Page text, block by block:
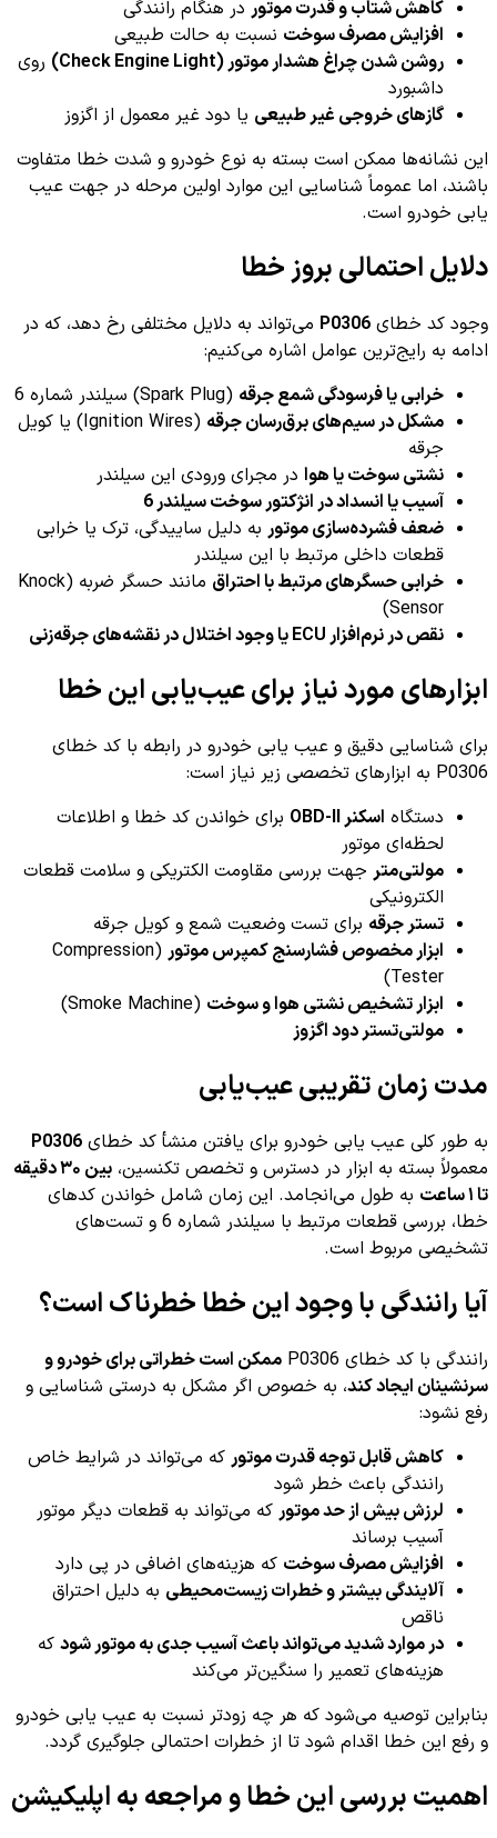
کاهش شتاب و قدرت موتور در هنگام رانندگی
افزایش مصرف سوخت نسبت به حالت طبیعی
روشن شدن چراغ هشدار موتور (Check Engine Light)
روی
داشبورد
گازهای خروجی غیر طبیعی یا دود غیر معمول از اگزوز
این نشانه‌ها ممکن است بسته به نوع خودرو و شدت خطا متفاوت
باشند، اما عموماً شناسایی این موارد اولین مرحله در جهت عیب
یابی خودرو است.
دلایل احتمالی بروز خطا
وجود کد خطای P0306 می‌تواند به دلایل مختلفی رخ دهد، که در
ادامه به رایج‌ترین عوامل اشاره می‌کنیم:
خرابی یا فرسودگی شمع جرقه (Spark Plug) سیلندر شماره 6
مشکل در سیم‌های برق‌رسان جرقه
(Ignition Wires) یا کویل
جرقه
نشتی سوخت یا هوا در مجرای ورودی این سیلندر
آسیب یا انسداد در انژکتور سوخت سیلندر 6
ضعف فشرده‌سازی موتور به دلیل ساییدگی، ترک یا خرابی
قطعات داخلی مرتبط با این سیلندر
خرابی حسگرهای مرتبط با احتراق
مانند حسگر ضربه (Knock
Sensor)
نقص در نرم‌افزار ECU یا وجود اختلال در نقشه‌های جرقه‌زنی
ابزارهای مورد نیاز برای عیب‌یابی این خطا
برای شناسایی دقیق و عیب یابی خودرو در رابطه با کد خطای
P0306 به ابزارهای تخصصی زیر نیاز است:
دستگاه اسکنر OBD-II
برای خواندن کد خطا و اطلاعات
لحظه‌ای موتور
مولتی‌متر جهت بررسی مقاومت الکتریکی و سلامت قطعات
الکترونیکی
تستر جرقه برای تست وضعیت شمع و کویل جرقه
ابزار مخصوص فشارسنج کمپرس موتور (Compression
Tester)
ابزار تشخیص نشتی هوا و سوخت (Smoke Machine)
مولتی‌تستر دود اگزوز
مدت زمان تقریبی عیب‌یابی
به طور کلی عیب یابی خودرو برای یافتن منشأ کد خطای P0306
معمولاً بسته به ابزار در دسترس و تخصص تکنسین،
بین ۳۰ دقیقه
تا ۱ ساعت
به طول می‌انجامد. این زمان شامل خواندن کدهای
خطا، بررسی قطعات مرتبط با سیلندر شماره 6 و تست‌های
تشخیصی مربوط است.
آیا رانندگی با وجود این خطا خطرناک است؟
رانندگی با کد خطای P0306
ممکن است خطراتی برای خودرو و
سرنشینان ایجاد کند، به خصوص اگر مشکل به درستی شناسایی و
رفع نشود:
کاهش قابل توجه قدرت موتور که می‌تواند در شرایط خاص
رانندگی باعث خطر شود
لرزش بیش از حد موتور که می‌تواند به قطعات دیگر موتور
آسیب برساند
افزایش مصرف سوخت که هزینه‌های اضافی در پی دارد
آلایندگی بیشتر و خطرات زیست‌محیطی به دلیل احتراق
ناقص
در موارد شدید می‌تواند باعث آسیب جدی به موتور شود که
هزینه‌های تعمیر را سنگین‌تر می‌کند
بنابراین توصیه می‌شود که هر چه زودتر نسبت به عیب یابی خودرو
و رفع این خطا اقدام شود تا از خطرات احتمالی جلوگیری گردد.
اهمیت بررسی این خطا و مراجعه به اپلیکیشن